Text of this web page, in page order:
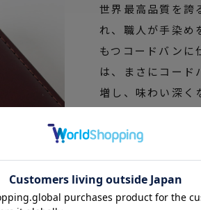
世界最高品質を誇
れ、職人が手染め
もつコードバンに
は、まさにコード
増し、味わい深く